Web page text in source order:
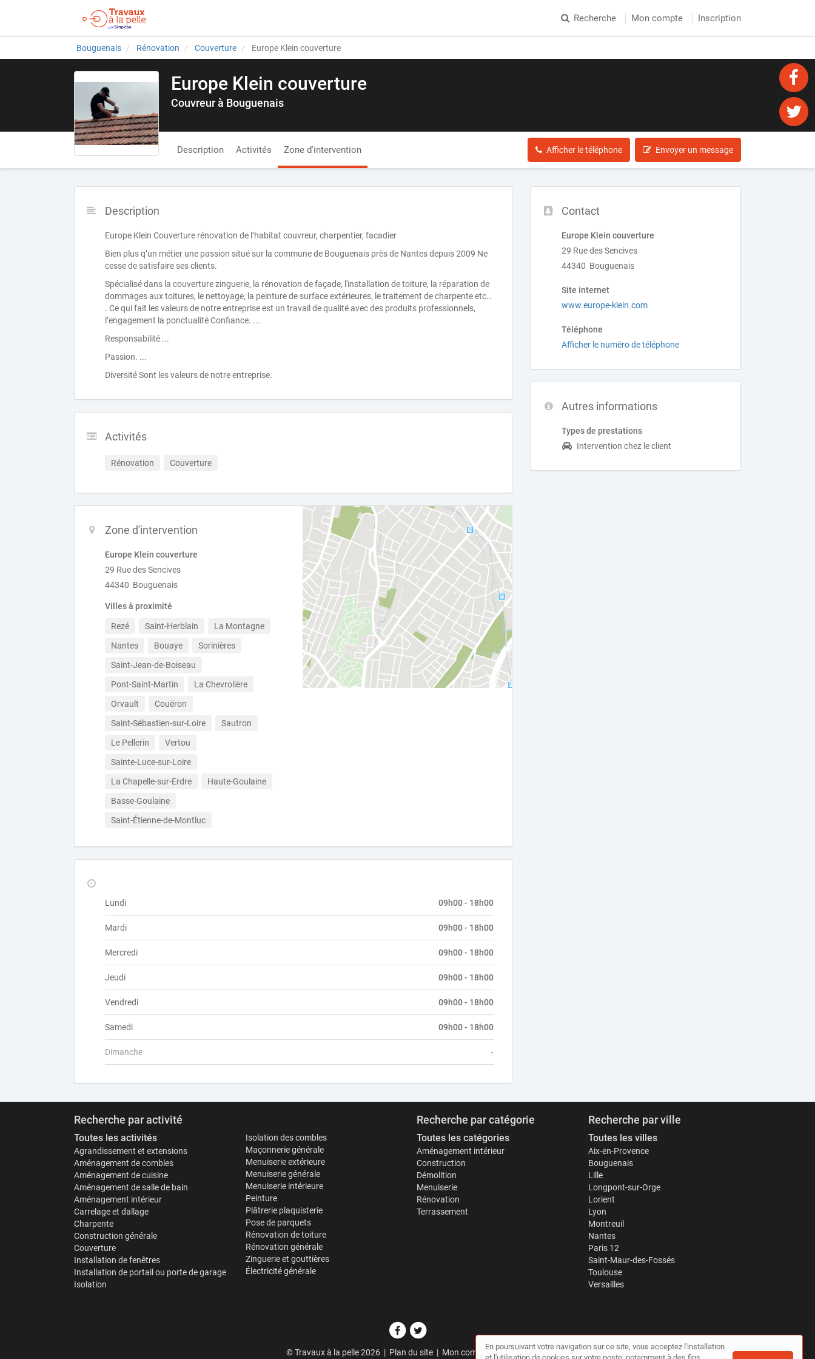
Recherche Mon compte Inscription
Bouguenais Rénovation Couverture Europe Klein couverture
Europe Klein couverture
Couvreur à Bouguenais
Description Activités Zone d'intervention Afficher le téléphone Envoyer un message
Contact
Europe Klein couverture
29 Rue des Sencives
44340 Bouguenais
Site internet
www.europe-klein.com
Téléphone
Afficher le numéro de téléphone
Autres informations
Types de prestations
Intervention chez le client
Description
Europe Klein Couverture rénovation de l’habitat couvreur, charpentier, facadier
Bien plus q’un métier une passion situé sur la commune de Bouguenais près de Nantes depuis 2009 Ne
cesse de satisfaire ses clients.
Spécialisé dans la couverture zinguerie, la rénovation de façade, l'installation de toiture, la réparation de
dommages aux toitures, le nettoyage, la peinture de surface extérieures, le traitement de charpente etc…
. Ce qui fait les valeurs de notre entreprise est un travail de qualité avec des produits professionnels,
l’engagement la ponctualité Confiance. ...
Responsabilité ...
Passion. ...
Diversité Sont les valeurs de notre entreprise.
Activités
Rénovation Couverture
Zone d'intervention
Europe Klein couverture
29 Rue des Sencives
44340 Bouguenais
Villes à proximité
Rezé Saint-Herblain
La Montagne
Nantes
Bouaye
Sorinières
Saint-Jean-de-Boiseau
Pont-Saint-Martin
La Chevrolière
Orvault
Couëron
Saint-Sébastien-sur-Loire
Sautron
Le Pellerin
Vertou
Sainte-Luce-sur-Loire
La Chapelle-sur-Erdre
Haute-Goulaine
Basse-Goulaine
Saint-Étienne-de-Montluc
Lundi 09h00 - 18h00
Mardi 09h00 - 18h00
Mercredi 09h00 - 18h00
Jeudi 09h00 - 18h00
Vendredi 09h00 - 18h00
Samedi 09h00 - 18h00
Dimanche -
Recherche par activité
Toutes les activités
Agrandissement et extensions
Aménagement de combles
Aménagement de cuisine
Aménagement de salle de bain
Aménagement intérieur
Carrelage et dallage
Charpente
Construction générale
Couverture
Installation de fenêtres
Installation de portail ou porte de garage
Isolation
Isolation des combles
Maçonnerie générale
Menuiserie extérieure
Menuiserie générale
Menuiserie intérieure
Peinture
Plâtrerie plaquisterie
Pose de parquets
Rénovation de toiture
Rénovation générale
Zinguerie et gouttières
Électricité générale
Recherche par catégorie
Toutes les catégories
Aménagement intérieur
Construction
Démolition
Menuiserie
Rénovation
Terrassement
Recherche par ville
Toutes les villes
Aix-en-Provence
Bouguenais
Lille
Longpont-sur-Orge
Lorient
Lyon
Montreuil
Nantes
Paris 12
Saint-Maur-des-Fossés
Toulouse
Versailles
© Travaux à la pelle 2026 | Plan du site | Mon compte|Contact
En poursuivant votre navigation sur ce site, vous acceptez l'installation